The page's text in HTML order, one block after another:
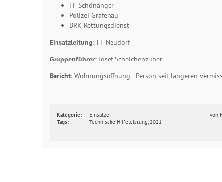
FF Schönanger
Polizei Grafenau
BRK Rettungsdienst
Einsatzleitung: FF Neudorf
Gruppenführer:Josef Scheichenzuber
Bericht: Wohnungsöffnung - Person seit längeren
Kategorie: Einsätze von
Tags:
Technische Hilfeleistung 2021